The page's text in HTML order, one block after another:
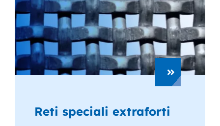
Reti speciali extraforti